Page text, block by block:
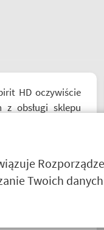
HD oczywiście
z obsługi sklepu
w takie
Twoich